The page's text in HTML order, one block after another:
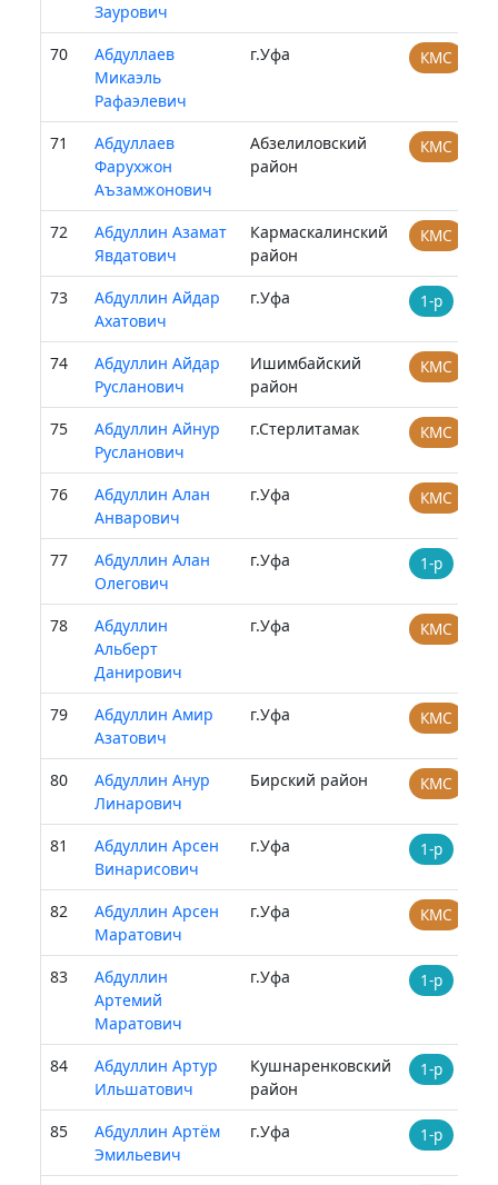
Заурович
70
Абдуллаев
Микаэль
Рафаэлевич
г.Уфа КМС
71
Абдуллаев
Фарухжон
Аъзамжонович
Абзелиловский
район
КМС
72
Абдуллин Азамат
Явдатович
Кармаскалинский
район
КМС
73
Абдуллин Айдар
Ахатович
г.Уфа 1-р
74
Абдуллин Айдар
Русланович
Ишимбайский
район
КМС
75
Абдуллин Айнур
Русланович
г.Стерлитамак КМС
76
Абдуллин Алан
Анварович
г.Уфа КМС
77
Абдуллин Алан
Олегович
г.Уфа 1-р
78
Абдуллин
Альберт
Данирович
г.Уфа КМС
79
Абдуллин Амир
Азатович
г.Уфа КМС
80
Абдуллин Анур
Линарович
Бирский район КМС
81
Абдуллин Арсен
Винарисович
г.Уфа 1-р
82
Абдуллин Арсен
Маратович
г.Уфа КМС
83
Абдуллин
Артемий
Маратович
г.Уфа 1-р
84
Абдуллин Артур
Ильшатович
Кушнаренковский
район
1-р
85
Абдуллин Артём
Эмильевич
г.Уфа 1-р